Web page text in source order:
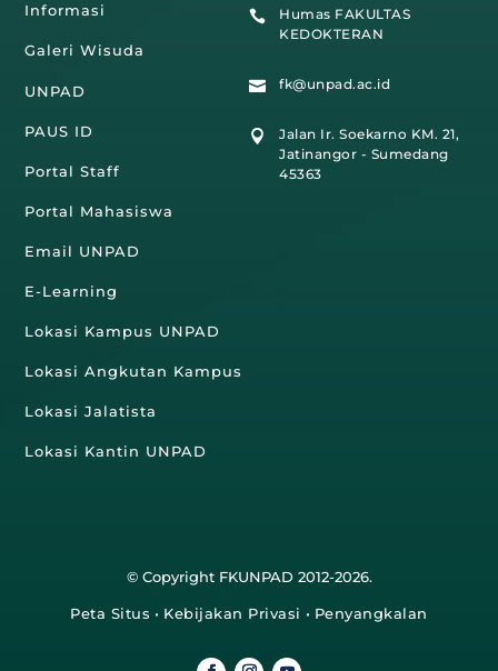
Informasi
Galeri Wisuda
UNPAD
PAUS ID
Portal Staff
Portal Mahasiswa
Email UNPAD
E-Learning
Lokasi Kampus UNPAD
Lokasi Angkutan Kampus
Lokasi Jalatista
Lokasi Kantin UNPAD

Humas FAKULTAS
KEDOKTERAN
 fk@unpad.ac.id

Jalan Ir. Soekarno KM. 21,
Jatinangor - Sumedang
45363
© Copyright FKUNPAD 2012-2026.
Peta Situs • Kebijakan Privasi • Penyangkalan